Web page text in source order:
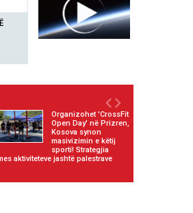
Organizohet 'CrossFit
Open Day' në Prizren,
Kosova synon
masivizimin e këtij
sporti! Strategjia
aktiviteteve jashtë palestrave